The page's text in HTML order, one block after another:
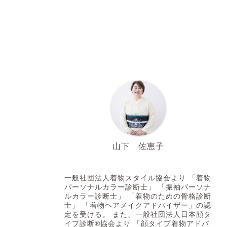
山下 佐恵子
一般社団法人着物スタイル協会より 「着物
パーソナルカラー診断士」 「振袖パーソナ
ルカラー診断士」 「着物のための骨格診断
士」 「着物ヘアメイクアドバイザー」の認
定を受ける。 また、一般社団法人日本顔タ
イプ診断®協会より 「顔タイプ着物アドバ